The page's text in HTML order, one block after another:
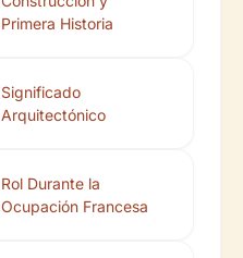
Primera Historia
Significado
Arquitectónico
Rol Durante la
Ocupación Francesa